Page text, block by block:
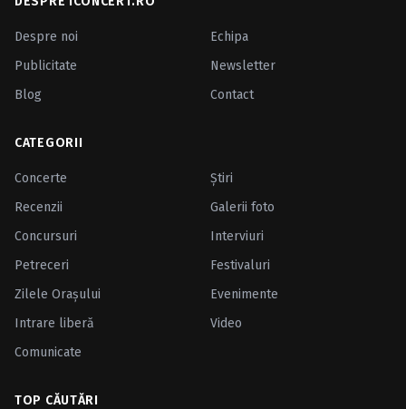
Despre noi
Echipa
Publicitate
Newsletter
Blog
Contact
CATEGORII
Concerte
Ştiri
Recenzii
Galerii foto
Concursuri
Interviuri
Petreceri
Festivaluri
Zilele Oraşului
Evenimente
Intrare liberă
Video
Comunicate
TOP CĂUTĂRI